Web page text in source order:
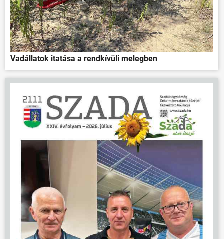
ÖNKORMÁNYZAT
ÜGYINTÉZÉS
Vadállatok itatása a rendkívüli melegben